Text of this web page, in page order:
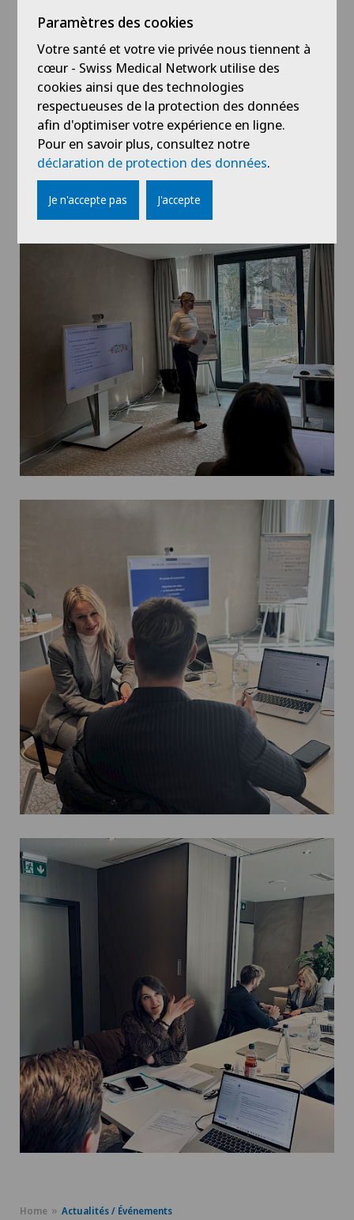
Home
Actualités / Événements
Paramètres des cookies
Votre santé et votre vie privée nous tiennent à
cœur - Swiss Medical Network utilise des
cookies ainsi que des technologies
respectueuses de la protection des données
afin d'optimiser votre expérience en ligne.
Pour en savoir plus, consultez notre
déclaration de protection des données.
Je n'accepte pas J'accepte